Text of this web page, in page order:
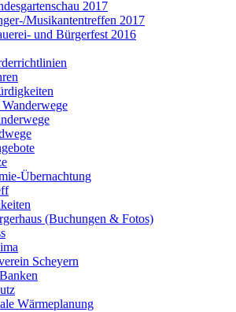
2017
Musikantentreffen 2017
und Bürgerfest 2016
Übernachtung
(Buchungen & Fotos)
Scheyern
Wärmeplanung